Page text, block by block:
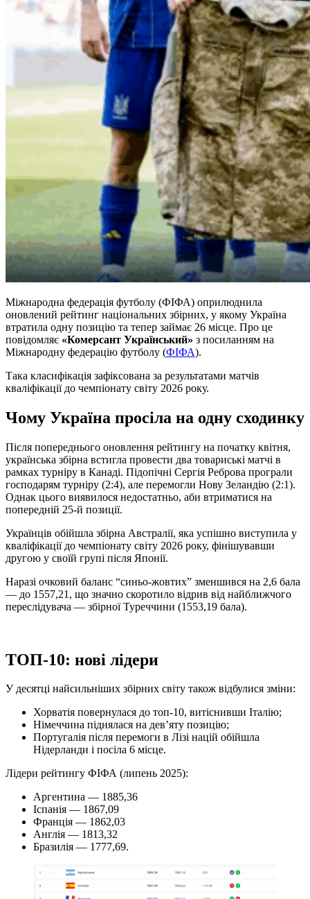
Міжнародна федерація футболу (ФІФА) оприлюднила
оновлений рейтинг національних збірних, у якому Україна
втратила одну позицію та тепер займає 26 місце. Про це
повідомляє «Комерсант Український» з посиланням на
Міжнародну федерацію футболу (ФІФА).
Така класифікація зафіксована за результатами матчів
кваліфікації до чемпіонату світу 2026 року.
Чому Україна просіла на одну сходинку
Після попереднього оновлення рейтингу на початку квітня,
українська збірна встигла провести два товариські матчі в
рамках турніру в Канаді. Підопічні Сергія Реброва програли
господарям турніру (2:4), але перемогли Нову Зеландію (2:1).
Однак цього виявилося недостатньо, аби втриматися на
попередній 25-й позиції.
Українців обійшла збірна Австралії, яка успішно виступила у
кваліфікації до чемпіонату світу 2026 року, фінішувавши
другою у своїй групі після Японії.
Наразі очковий баланс “синьо-жовтих” зменшився на 2,6 бала
— до 1557,21, що значно скоротило відрив від найближчого
переслідувача — збірної Туреччини (1553,19 бала).
ТОП-10: нові лідери
У десятці найсильніших збірних світу також відбулися зміни:
Хорватія повернулася до топ-10, витіснивши Італію;
Німеччина піднялася на дев’яту позицію;
Португалія після перемоги в Лізі націй обійшла
Нідерланди і посіла 6 місце.
Лідери рейтингу ФІФА (липень 2025):
Аргентина — 1885,36
Іспанія — 1867,09
Франція — 1862,03
Англія — 1813,32
Бразилія — 1777,69.